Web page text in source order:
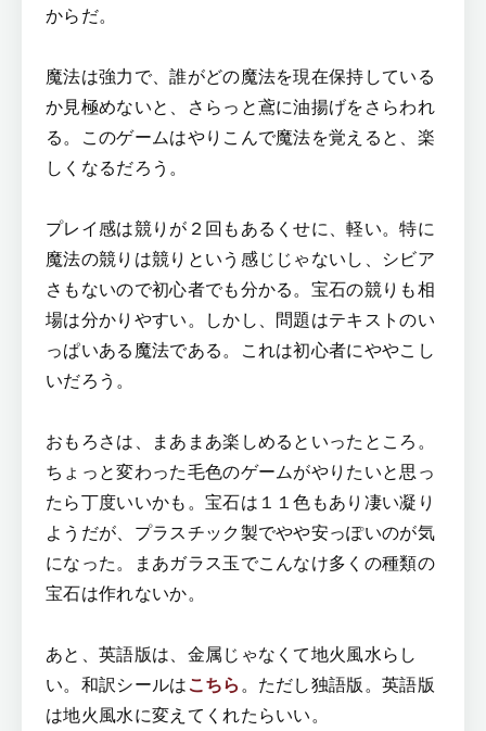
からだ。
魔法は強力で、誰がどの魔法を現在保持している
か見極めないと、さらっと鳶に油揚げをさらわれ
る。このゲームはやりこんで魔法を覚えると、楽
しくなるだろう。
プレイ感は競りが２回もあるくせに、軽い。特に
魔法の競りは競りという感じじゃないし、シビア
さもないので初心者でも分かる。宝石の競りも相
場は分かりやすい。しかし、問題はテキストのい
っぱいある魔法である。これは初心者にややこし
いだろう。
おもろさは、まあまあ楽しめるといったところ。
ちょっと変わった毛色のゲームがやりたいと思っ
たら丁度いいかも。宝石は１１色もあり凄い凝り
ようだが、プラスチック製でやや安っぽいのが気
になった。まあガラス玉でこんなけ多くの種類の
宝石は作れないか。
あと、英語版は、金属じゃなくて地火風水らし
い。和訳シールはこちら。ただし独語版。英語版
は地火風水に変えてくれたらいい。